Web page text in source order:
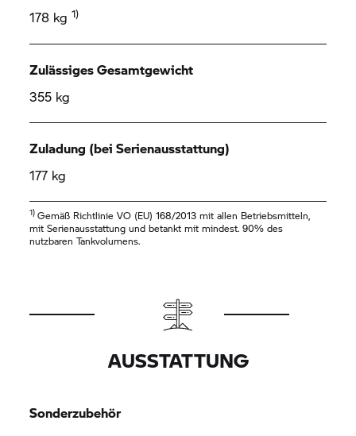
178 kg1)
Zulässiges Gesamtgewicht
355 kg
Zuladung (bei Serienausstattung)
177 kg
1)Gemäß Richtlinie VO (EU) 168/2013 mit allen Betriebsmitteln,
mit Serienausstattung und betankt mit mindest. 90% des
nutzbaren Tankvolumens.
AUSSTATTUNG
Sonderzubehör